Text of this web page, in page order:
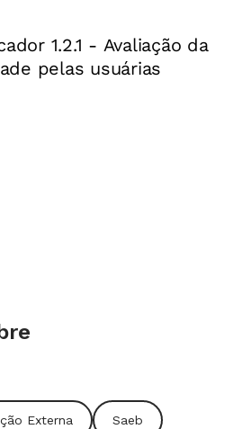
de desafios se manifesta em
de cada um deles é um
para avançar.
Externa Saeb